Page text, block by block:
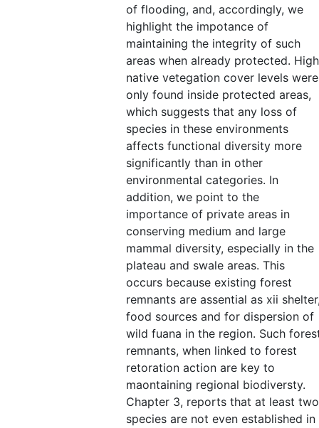
of flooding, and, accordingly, we
highlight the impotance of
maintaining the integrity of such
areas when already protected. High
native vetegation cover levels were
only found inside protected areas,
which suggests that any loss of
species in these environments
affects functional diversity more
significantly than in other
environmental categories. In
addition, we point to the
importance of private areas in
conserving medium and large
mammal diversity, especially in the
plateau and swale areas. This
occurs because existing forest
remnants are assential as xii
food sources and for dispersion of
wild fuana in the region. Such
remnants, when linked to forest
retoration action are key to
maontaining regional biodiversty.
Chapter 3, reports that at least two
species are not even established in